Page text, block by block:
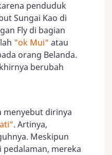
penduduk
Sungai Kao di
Fly di bagian
"ok Mui" atau
orang Belanda.
berubah
menyebut dirinya
. Artinya,
Meskipun
mereka